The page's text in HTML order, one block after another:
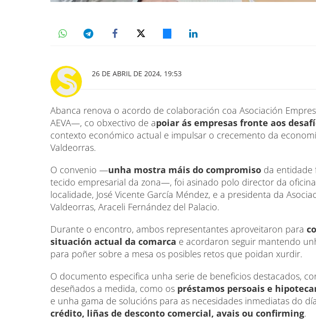
26 DE ABRIL DE 2024, 19:53
Abanca renova o acordo de colaboración coa Asociación
AEVA—, co obxectivo de apoiar ás empresas fronte aos
contexto económico actual e impulsar o crecemento da
Valdeorras.
O convenio —unha mostra máis do compromiso da entidade
tecido empresarial da zona—, foi asinado polo director da
localidade, José Vicente García Méndez, e a presidenta da
Valdeorras, Araceli Fernández del Palacio.
Durante o encontro, ambos representantes aproveitaron para
situación actual da comarca e acordaron seguir mantendo
para poñer sobre a mesa os posibles retos que poidan xurdir.
O documento especifica unha serie de beneficios destacados,
deseñados a medida, como os préstamos persoais e
e unha gama de solucións para as necesidades inmediatas do
crédito, liñas de desconto comercial, avais ou confirming.